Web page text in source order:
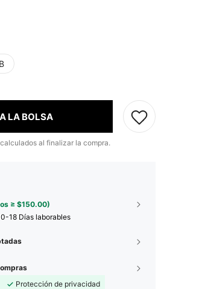
LA BOLSA
al finalizar la compra.
≥ $150.00)
18 Días laborables
Protección de privacidad